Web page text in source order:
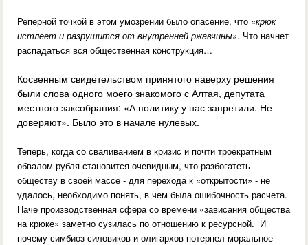
Реперной точкой в этом умозрении было опасение, что «крюк
истлеет и разрушится от внутренней ржавчины». Что начнет
распадаться вся общественная конструкция…
Косвенным свидетельством принятого наверху решения
были слова одного моего знакомого с Алтая, депутата
местного заксобрания: «А политику у нас запретили. Не
доверяют». Было это в начале нулевых.
Теперь, когда со сваливанием в кризис и почти троекратным
обвалом рубля становится очевидным, что разбогатеть
обществу в своей массе - для перехода к «открытости» - не
удалось, необходимо понять, в чем была ошибочность расчета.
Паче производственная сфера со времени «зависания общества
на крюке» заметно сузилась по отношению к ресурсной. И
почему симбиоз силовиков и олигархов потерпел моральное